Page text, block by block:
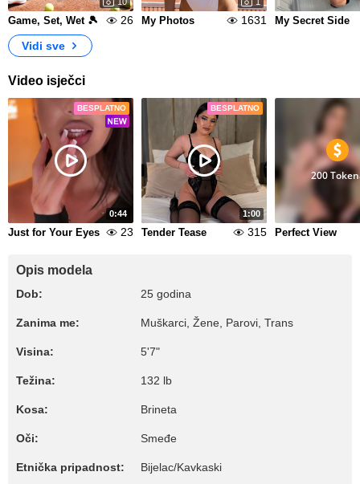
Game, Set, Wet 🎾 26 My Photos 1631 My Secret Side
Vidi sve
Video isječci
BESPLATNO
0:44
Just for Your Eyes 23
BESPLATNO
1:00
Tender Tease 315
200
Perfect View
Opis modela
Dob: 25 godina
Zanima me: Muškarci, Žene, Parovi, Trans
Visina: 5'7"
Težina: 132 lb
Kosa: Brineta
Oči: Smeđe
Etnička pripadnost: Bijelac/Kavkaski